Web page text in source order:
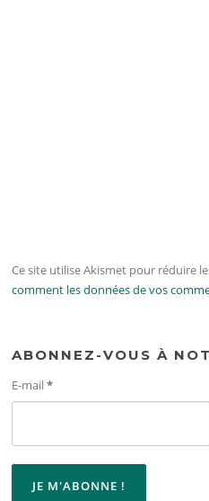
Ce site utilise Akismet pour réduire
comment les données de vos
ABONNEZ-VOUS À
E-mail*